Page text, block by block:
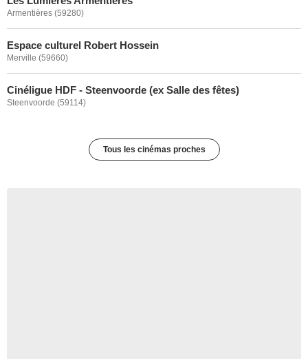
Armentières (59280)
Espace culturel Robert Hossein
Merville (59660)
Cinéligue HDF - Steenvoorde (ex Salle des fêtes)
Steenvoorde (59114)
Tous les cinémas proches